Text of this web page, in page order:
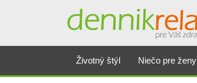
Životný štýl Niečo pre ženy